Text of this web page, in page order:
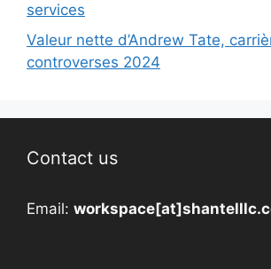
services
Valeur nette d’Andrew Tate,
controverses 2024
Contact us
Email: